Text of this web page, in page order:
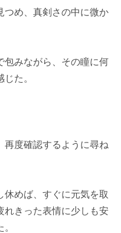
つめ、真剣さの中に微か
包みながら、その瞳に何
じた。
再度確認するように尋ね
休めば、すぐに元気を取
れきった表情に少しも安
。